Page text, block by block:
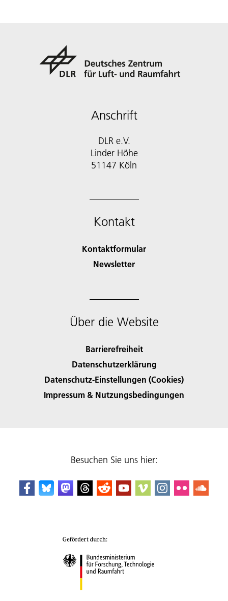
Anschrift
DLR e.V.
Linder Höhe
51147 Köln
Kontakt
Kontaktformular
Newsletter
Über die Website
Barrierefreiheit
Datenschutzerklärung
Datenschutz-Einstellungen (Cookies)
Impressum & Nutzungsbedingungen
Besuchen Sie uns hier: